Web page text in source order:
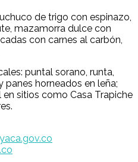
de trigo con espinazo,
mazamorra dulce con
con carnes al carbón,
puntal sorano, runta,
panes horneados en leña;
sitios como Casa Trapiche